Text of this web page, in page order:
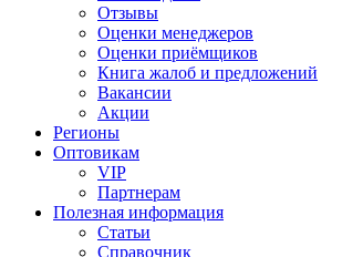
Отзывы
Оценки менеджеров
Оценки приёмщиков
Книга жалоб и предложений
Вакансии
Акции
Регионы
Оптовикам
VIP
Партнерам
Полезная информация
Статьи
Справочник